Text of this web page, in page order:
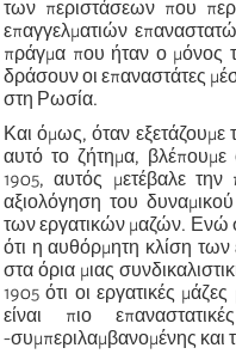
των περιστάσεων που
επαγγελματιών
πράγμα που ήταν ο μόνος
δράσουν οι επαναστάτες
στη Ρωσία.
Και όμως, όταν εξετάζουμε
αυτό το ζήτημα,
1905, αυτός μετέβαλε
αξιολόγηση του
των εργατικών μαζών. Ενώ
ότι η αυθόρμητη κλίση των
στα όρια μιας
1905 ότι οι εργατικές
είναι πιο
-συμπεριλαμβανομένης και